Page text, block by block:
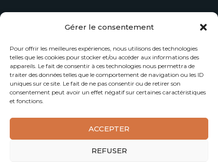
Gérer le consentement
Pour offrir les meilleures expériences, nous utilisons des technologies
telles que les cookies pour stocker et/ou accéder aux informations des
appareils. Le fait de consentir à ces technologies nous permettra de
traiter des données telles que le comportement de navigation ou les ID
uniques sur ce site. Le fait de ne pas consentir ou de retirer son
consentement peut avoir un effet négatif sur certaines caractéristiques
et fonctions.
ACCEPTER
REFUSER
Menu Principal
Accueil
Notre Société
Notre Expertise
Contact
Qualité
2024, RéalisationBurt Prod.